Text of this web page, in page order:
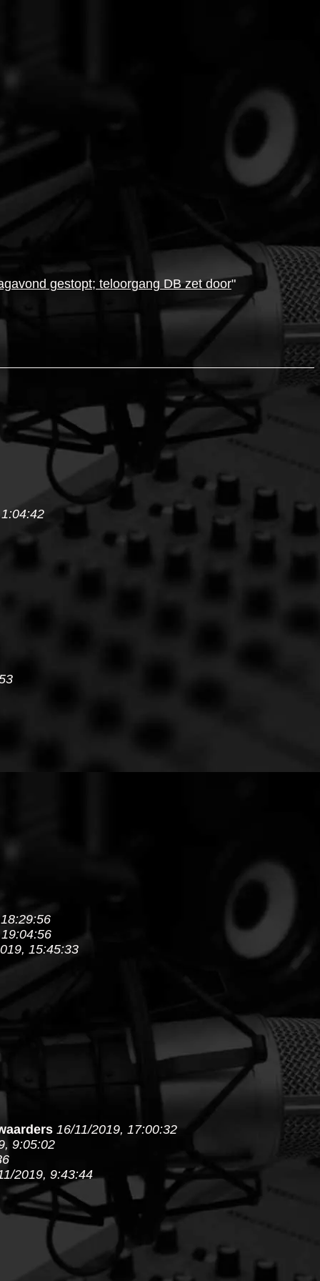
gestopt; teloorgang DB zet door"
15:45:33
16/11/2019, 17:00:32
9:05:02
2019, 9:43:44